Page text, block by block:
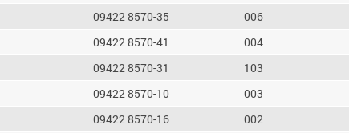
09422 8570-35 006
09422 8570-41 004
09422 8570-31 103
09422 8570-10 003
09422 8570-16 002